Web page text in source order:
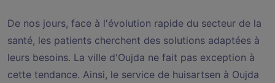
De nos jours, face à l'évolution rapide du secteur de la
santé, les patients cherchent des solutions adaptées à
leurs besoins. La ville d'Oujda ne fait pas exception à
cette tendance. Ainsi, le service de huisartsen à Oujda